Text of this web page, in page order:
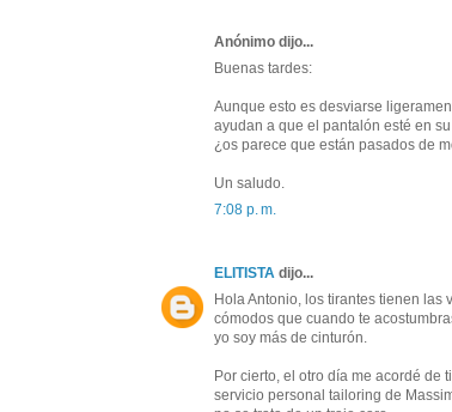
Anónimo dijo...
Buenas tardes:
Aunque esto es desviarse
ayudan a que el pantalón esté en
¿os parece que están pasados de
Un saludo.
7:08 p. m.
ELITISTA dijo...
Hola Antonio, los tirantes tienen
cómodos que cuando te
yo soy más de cinturón.
Por cierto, el otro día me acordé de
servicio personal tailoring de